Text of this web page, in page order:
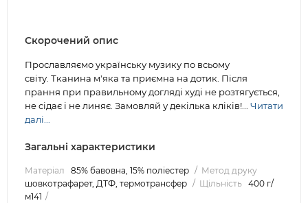
Скорочений опис
Прославляємо українську музику по всьому
світу. Тканина м'яка та приємна на дотик. Після
прання при правильному догляді худі не розтягується,
не сідає і не линяє. Замовляй у декілька кліків!... Читати
далі...
Загальні характеристики
Матеріал 85% бавовна, 15% поліестер
Метод друку
шовкотрафарет, ДТФ, термотрансфер
Щільність 400 г/
м141